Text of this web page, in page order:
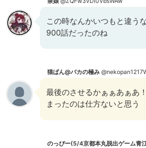
この時なんかいつもと違う
900話だったのね
猫ぱん@バカの極み
最後のさせるかぁぁあぁあ
まったのは仕方ないと思う
のっぴー(5/4京都本丸脱出ゲーム青